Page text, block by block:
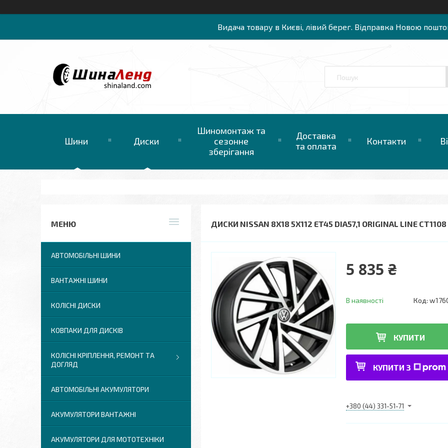
Видача товару в Києві, лівий берег. Відправка Новою
Шини Диски
Шиномонтаж та
сезонне
зберігання
Доставка
та оплата
Контакти
ДИСКИ NISSAN 8X18 5X112 ET45 DIA57,1 ORIGINAL LINE
5 835 ₴
В наявності Код:
КУПИТИ
КУПИТИ З
+380 (44) 331-51-71
АВТОМОБІЛЬНІ ШИНИ
ВАНТАЖНІ ШИНИ
КОЛІСНІ ДИСКИ
КОВПАКИ ДЛЯ ДИСКІВ
КОЛІСНІ КРІПЛЕННЯ, РЕМОНТ ТА
ДОГЛЯД
АВТОМОБІЛЬНІ АКУМУЛЯТОРИ
АКУМУЛЯТОРИ ВАНТАЖНІ
АКУМУЛЯТОРИ ДЛЯ МОТОТЕХНІКИ